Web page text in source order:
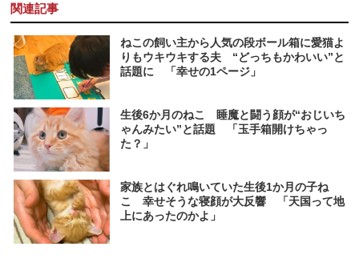
関連記事
ねこの飼い主から人気の段ボール箱に愛猫よ
りもウキウキする夫 “どっちもかわいい”と
話題に 「幸せの1ページ」
生後6か月のねこ 睡魔と闘う顔が“おじいち
ゃんみたい”と話題 「玉手箱開けちゃっ
た？」
家族とはぐれ鳴いていた生後1か月の子ね
こ 幸せそうな寝顔が大反響 「天国って地
上にあったのかよ」